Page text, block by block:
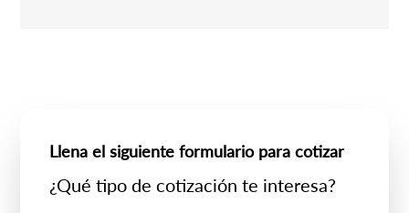
Llena el siguiente formulario para cotizar
¿Qué tipo de cotización te interesa?